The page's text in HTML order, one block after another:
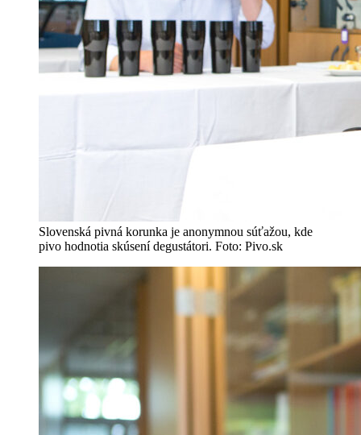
Slovenská pivná korunka je anonymnou súťažou, kde
pivo hodnotia skúsení degustátori. Foto: Pivo.sk